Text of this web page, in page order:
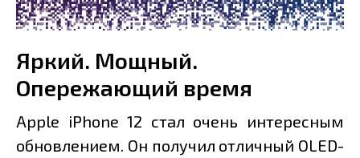
Яркий. Мощный.
Опережающий время
Apple iPhone 12 стал очень интересным
обновлением. Он получил отличный OLED-